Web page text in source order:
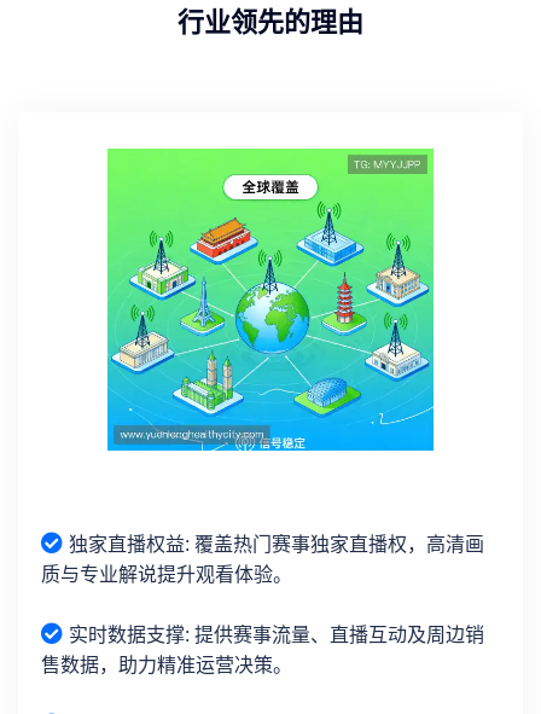
行业领先的理由
独家直播权益: 覆盖热门赛事独家直播权，高清画
质与专业解说提升观看体验。
实时数据支撑: 提供赛事流量、直播互动及周边销
售数据，助力精准运营决策。